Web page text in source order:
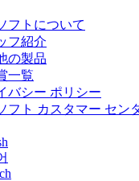
フトについて
フ紹介
の製品
一覧
バシー ポリシー
フト カスタマー セン